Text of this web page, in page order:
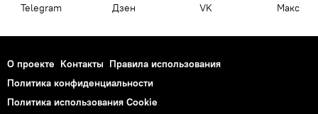
Telegram Дзен VK Макс
О проекте Контакты Правила использования
Политика конфиденциальности
Политика использования Cookie